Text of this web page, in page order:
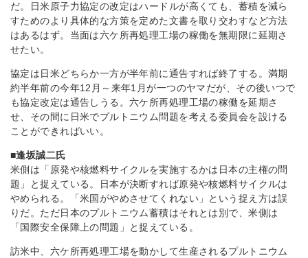
だ。日米原子力協定の改定はハードルが高くても、蓄積を減ら
すためのより具体的な方策を定めた文書を取り交わすなど方法
はあるはず。当面は六ケ所再処理工場の稼働を無期限に延期さ
せたい。
協定は日米どちらか一方が半年前に通告すれば終了する。満期
約半年前の今年12月～来年1月が一つのヤマだが、その後いつで
も協定改定は通告しうる。六ケ所再処理工場の稼働を延期さ
せ、その間に日米でプルトニウム問題を考える委員会を設ける
ことができればいい。
■逢坂誠二氏
米側は「原発や核燃料サイクルを実施するかは日本の主権の問
題」と捉えている。日本が決断すれば原発や核燃料サイクルは
やめられる。「米国がやめさせてくれない」という捉え方は誤
りだ。ただ日本のプルトニウム蓄積はそれとは別で、米側は
「国際安全保障上の問題」と捉えている。
訪米中、六ケ所再処理工場を動かして生産されるプルトニウム